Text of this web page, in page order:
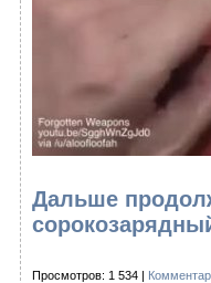
Дальше
Просмотров: 1 534 |